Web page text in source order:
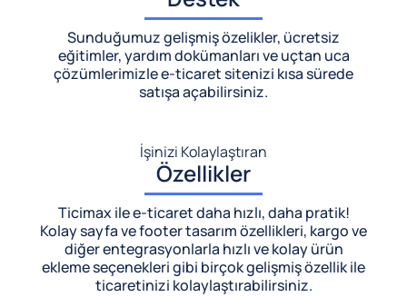
Sunduğumuz gelişmiş özelikler, ücretsiz
eğitimler, yardım dokümanları ve uçtan uca
çözümlerimizlee-ticaret sitenizi kısa sürede
satışa açabilirsiniz.
İşinizi Kolaylaştıran
Özellikler
Ticimax ile e-ticaret daha hızlı, daha pratik!
Kolay sayfa ve footer tasarım özellikleri, kargo ve
diğer entegrasyonlarla hızlı ve kolay ürün
ekleme seçenekleri gibi birçok gelişmiş özellik ile
ticaretinizi kolaylaştırabilirsiniz.